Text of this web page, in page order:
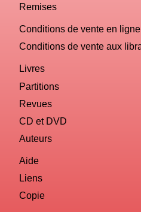
Remises
Conditions de vente en ligne
Conditions de vente aux
Livres
Partitions
Revues
CD et DVD
Auteurs
Aide
Liens
Copie